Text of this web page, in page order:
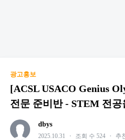
광고홍보
[ACSL USACO Genius
전문 준비반 - STEM 전
dbys
2025.10.31 ・ 조회 수 524 ・ 추